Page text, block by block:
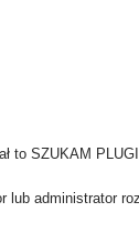
to SZUKAM
lub administrator